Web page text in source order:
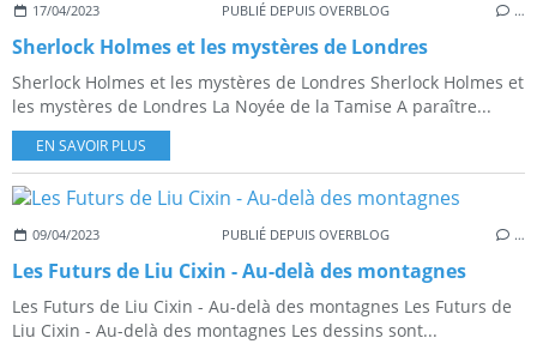
17/04/2023 PUBLIÉ DEPUIS OVERBLOG …
Sherlock Holmes et les mystères de Londres
Sherlock Holmes et les mystères de Londres Sherlock Holmes et
les mystères de Londres La Noyée de la Tamise A paraître...
EN SAVOIR PLUS
09/04/2023 PUBLIÉ DEPUIS OVERBLOG …
Les Futurs de Liu Cixin - Au-delà des montagnes
Les Futurs de Liu Cixin - Au-delà des montagnes Les Futurs de
Liu Cixin - Au-delà des montagnes Les dessins sont...